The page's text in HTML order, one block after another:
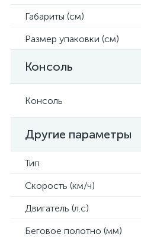
Габариты (см)
Размер упаковки (см)
Консоль
Консоль
Другие параметры
Тип
Скорость (км/ч)
Двигатель (л.с)
Беговое полотно (мм)